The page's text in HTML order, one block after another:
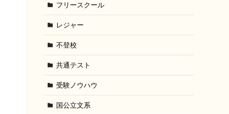
フリースクール
レジャー
不登校
共通テスト
受験ノウハウ
国公立文系